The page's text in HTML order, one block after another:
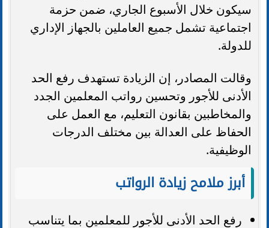
سيكون خلال الأسبوع الجاري، ضمن حزمة
اجتماعية تشمل جميع العاملين بالجهاز الإداري
للدولة.
وقالت المصادر، إن الزيادة تستهدف رفع الحد
الأدنى للأجور وتحسين رواتب المعلمين الجدد
والمخاطبين بقانون التعليم، مع العمل على
الحفاظ على العدالة بين مختلف الدرجات
الوظيفية.
أبرز ملامح زيادة الرواتب
رفع الحد الأدنى للأجور للمعلمين بما يتناسب